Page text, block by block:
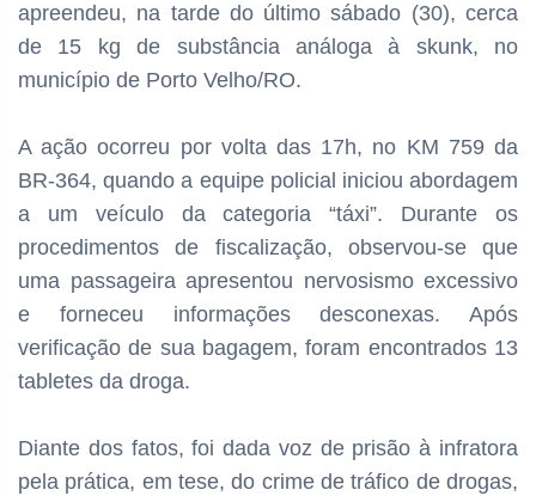
apreendeu, na tarde do último sábado (30), cerca
de 15 kg de substância análoga à skunk, no
município de Porto Velho/RO.
A ação ocorreu por volta das 17h, no KM 759 da
BR-364, quando a equipe policial iniciou abordagem
a um veículo da categoria “táxi”. Durante os
procedimentos de fiscalização, observou-se que
uma passageira apresentou nervosismo excessivo
e forneceu informações desconexas. Após
verificação de sua bagagem, foram encontrados 13
tabletes da droga.
Diante dos fatos, foi dada voz de prisão à infratora
pela prática, em tese, do crime de tráfico de drogas,